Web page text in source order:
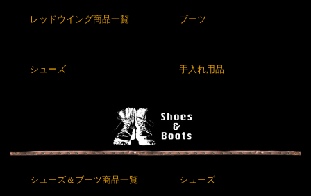
レッドウイング商品一覧 ブーツ
シューズ 手入れ用品
シューズ＆ブーツ商品一覧 シューズ